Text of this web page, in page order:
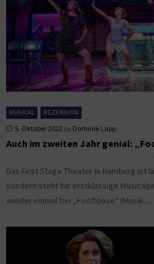
MUSICAL REZENSION
5. Oktober 2022 by Dominik Lapp
Auch im zweiten Jahr genial:
Das First Stage Theater in Hamburg ist
sondern steht für erstklassige
wieder einmal bei „Footloose“ (Musik:...